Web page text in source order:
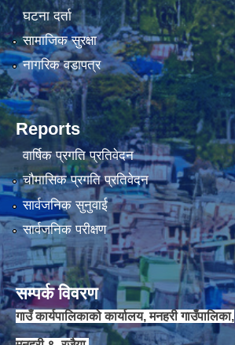
घटना दर्ता
सामाजिक सुरक्षा
नागरिक वडापत्र
Reports
वार्षिक प्रगति प्रतिवेदन
चौमासिक प्रगति प्रतिवेदन
सार्वजनिक सुनुवाई
सार्वजनिक परीक्षण
सम्पर्क विवरण
गाउँ कार्यपालिकाको कार्यालय, मनहरी गाउँपालिका,